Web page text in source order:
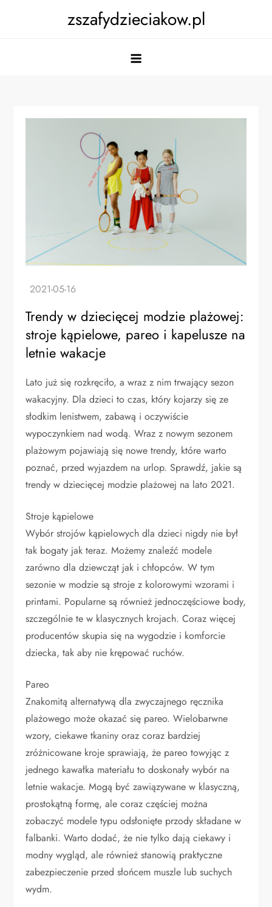
zszafydzieciakow.pl
Trendy w dziecięcej modzie plażowej:
stroje kąpielowe, pareo i kapelusze na
letnie wakacje
Lato już się rozkręciło, a wraz z nim trwający sezon
wakacyjny. Dla dzieci to czas, który kojarzy się ze
słodkim lenistwem, zabawą i oczywiście
wypoczynkiem nad wodą. Wraz z nowym sezonem
plażowym pojawiają się nowe trendy, które warto
poznać, przed wyjazdem na urlop. Sprawdź, jakie są
trendy w dziecięcej modzie plażowej na lato 2021.
Stroje kąpielowe
Wybór strojów kąpielowych dla dzieci nigdy nie był
tak bogaty jak teraz. Możemy znaleźć modele
zarówno dla dziewcząt jak i chłopców. W tym
sezonie w modzie są stroje z kolorowymi wzorami i
printami. Popularne są również jednoczęściowe body,
szczególnie te w klasycznych krojach. Coraz więcej
producentów skupia się na wygodzie i komforcie
dziecka, tak aby nie krępować ruchów.
Pareo
Znakomitą alternatywą dla zwyczajnego ręcznika
plażowego może okazać się pareo. Wielobarwne
wzory, ciekawe tkaniny oraz coraz bardziej
zróżnicowane kroje sprawiają, że pareo towyjąc z
jednego kawałka materiału to doskonały wybór na
letnie wakacje. Mogą być zawiązywane w klasyczną,
prostokątną formę, ale coraz częściej można
zobaczyć modele typu odsłonięte przody składane w
falbanki. Warto dodać, że nie tylko dają ciekawy i
modny wygląd, ale również stanowią praktyczne
zabezpieczenie przed słońcem muszle lub suchych
wydm.